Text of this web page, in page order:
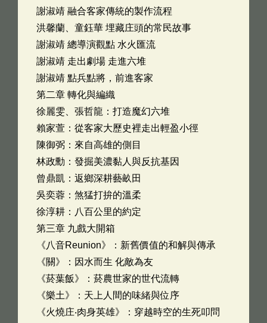
謝淑靖 融合客家傳統的製作流程
洪馨蘭、童鈺華 埋藏庄頭的常民故事
謝淑靖 總導演觀點 水火匯流
謝淑靖 走出劇場 走進六堆
謝淑靖 點兵點將，前進客家
第二章 轉化與編織
徐麗雯、張哲龍：打造魔幻六堆
賴家萱：從客家大歷史裡走出輕盈小徑
陳御弼：來自高雄的側目
林政勳：發掘美濃黏人與反抗基因
曾鼎凱：返鄉深耕藝畝田
吳奕蓉：煞猛打拚的溫柔
徐淳耕：八百公里的約定
第三章 九戲大開箱
《八音Reunion》：新舊價值的和解與傳承
《關》：因水而生 化敵為友
《菸葉飯》：菸農世家的世代流轉
《樂土》：天上人間的味緒與位序
《火燒庄‧肉身英雄》：穿越時空的生死叩問